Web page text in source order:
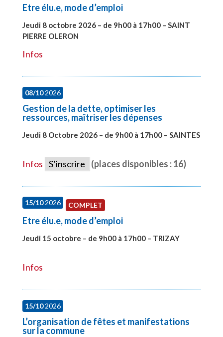
Etre élu.e, mode d’emploi
Jeudi 8 octobre 2026 – de 9h00 à 17h00 – SAINT
PIERRE OLERON
Infos
08/102026
Gestion de la dette, optimiser les
ressources, maîtriser les dépenses
Jeudi 8 Octobre 2026 – de 9h00 à 17h00 – SAINTES
Infos S’inscrire (places disponibles : 16)
15/102026 COMPLET
Etre élu.e, mode d’emploi
Jeudi 15 octobre – de 9h00 à 17h00 – TRIZAY
Infos
15/102026
L’organisation de fêtes et manifestations
sur la commune